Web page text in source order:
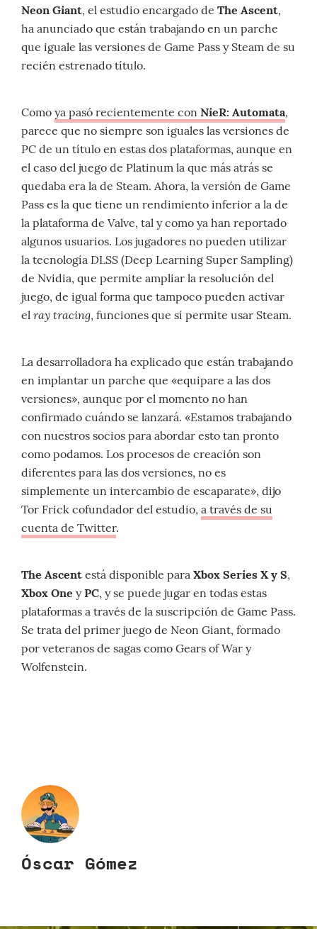
Neon Giant, el estudio encargado de The Ascent,
ha anunciado que están trabajando en un parche
que iguale las versiones de Game Pass y Steam de su
recién estrenado título.
Como ya pasó recientemente con NieR: Automata,
parece que no siempre son iguales las versiones de
PC de un título en estas dos plataformas, aunque en
el caso del juego de Platinum la que más atrás se
quedaba era la de Steam. Ahora, la versión de Game
Pass es la que tiene un rendimiento inferior a la de
la plataforma de Valve, tal y como ya han reportado
algunos usuarios. Los jugadores no pueden utilizar
la tecnología DLSS (Deep Learning Super Sampling)
de Nvidia, que permite ampliar la resolución del
juego, de igual forma que tampoco pueden activar
el ray tracing, funciones que sí permite usar Steam.
La desarrolladora ha explicado que están trabajando
en implantar un parche que «equipare a las dos
versiones», aunque por el momento no han
confirmado cuándo se lanzará. «Estamos trabajando
con nuestros socios para abordar esto tan pronto
como podamos. Los procesos de creación son
diferentes para las dos versiones, no es
simplemente un intercambio de escaparate», dijo
Tor Frick cofundador del estudio, a través de su
cuenta de Twitter.
The Ascent está disponible para Xbox Series X y S,
Xbox One yPC, y se puede jugar en todas estas
plataformas a través de la suscripción de Game Pass.
Se trata del primer juego de Neon Giant, formado
por veteranos de sagas como Gears of War y
Wolfenstein.
Óscar Gómez